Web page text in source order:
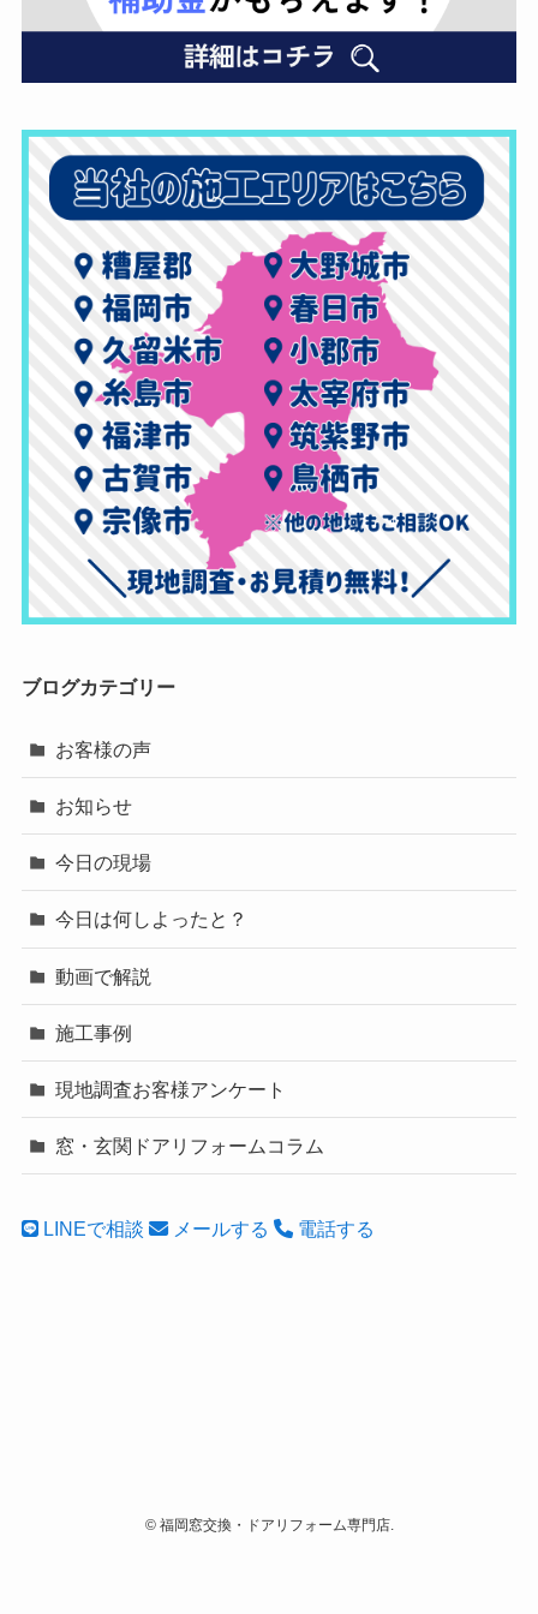
ブログカテゴリー
お客様の声
お知らせ
今日の現場
今日は何しよったと？
動画で解説
施工事例
現地調査お客様アンケート
窓・玄関ドアリフォームコラム
LINEで相談 メールする 電話する
©福岡窓交換・ドアリフォーム専門店.